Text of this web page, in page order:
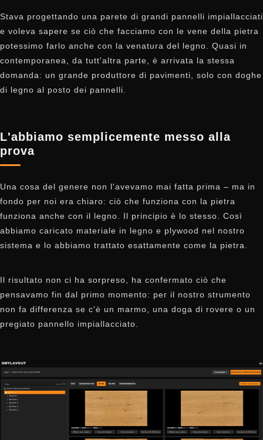
Stava progettando una parete di grandi pannelli impiallacciati
e voleva sapere se ciò che facciamo con le vene della pietra
potessimo farlo anche con la venatura del legno. Quasi in
contemporanea, da tutt'altra parte, è arrivata la stessa
domanda: un grande produttore di pavimenti, solo con doghe
di legno al posto dei pannelli.
L'abbiamo semplicemente messo alla
prova
Una cosa del genere non l'avevamo mai fatta prima – ma in
fondo per noi era chiaro: ciò che funziona con la pietra
funziona anche con il legno. Il principio è lo stesso. Così
abbiamo caricato materiale in legno e plywood nel nostro
sistema e lo abbiamo trattato esattamente come la pietra.
Il risultato non ci ha sorpreso, ha confermato ciò che
pensavamo fin dal primo momento: per il nostro strumento
non fa differenza se c'è un marmo, una doga di rovere o un
pregiato pannello impiallacciato.